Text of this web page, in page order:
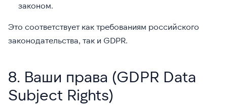
законом.
Это соответствует как требованиям российского
законодательства, так и GDPR.
8. Ваши права (GDPR Data
Subject Rights)